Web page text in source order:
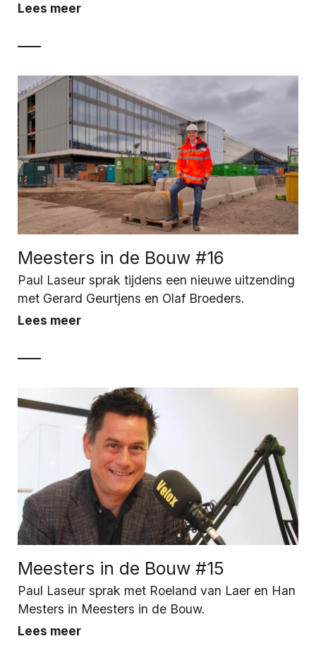
Lees meer
Meesters in de Bouw #16
Paul Laseur sprak tijdens een nieuwe uitzending
met Gerard Geurtjens en Olaf Broeders.
Lees meer
Meesters in de Bouw #15
Paul Laseur sprak met Roeland van Laer en Han
Mesters in Meesters in de Bouw.
Lees meer